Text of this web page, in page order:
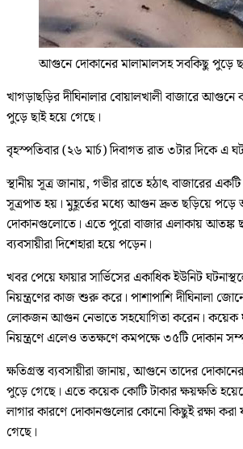
আগুনে দোকানের মালামালসহ সবকিছু পুড়ে
খাগড়াছড়ির দীঘিনালার বোয়ালখালী বাজারে
পুড়ে ছাই হয়ে গেছে।
বৃহস্পতিবার (২৬ মার্চ) দিবাগত রাত ৩টার দিকে এ
স্থানীয় সূত্র জানায়, গভীর রাতে হঠাৎ বাজারের
সূত্রপাত হয়। মুহূর্তের মধ্যে আগুন দ্রুত ছড়িয়ে
দোকানগুলোতে। এতে পুরো বাজার এলাকায় আতঙ্ক
ব্যবসায়ীরা দিশেহারা হয়ে পড়েন।
খবর পেয়ে ফায়ার সার্ভিসের একাধিক ইউনিট
নিয়ন্ত্রণের কাজ শুরু করে। পাশাপাশি দীঘিনালা
লোকজন আগুন নেভাতে সহযোগিতা করেন। কয়েক
নিয়ন্ত্রণে এলেও ততক্ষণে কমপক্ষে ৩৫টি দোকান
ক্ষতিগ্রস্ত ব্যবসায়ীরা জানায়, আগুনে তাদের
পুড়ে গেছে। এতে কয়েক কোটি টাকার ক্ষয়ক্ষতি
লাগার কারণে দোকানগুলোর কোনো কিছুই রক্ষা করা
গেছে।